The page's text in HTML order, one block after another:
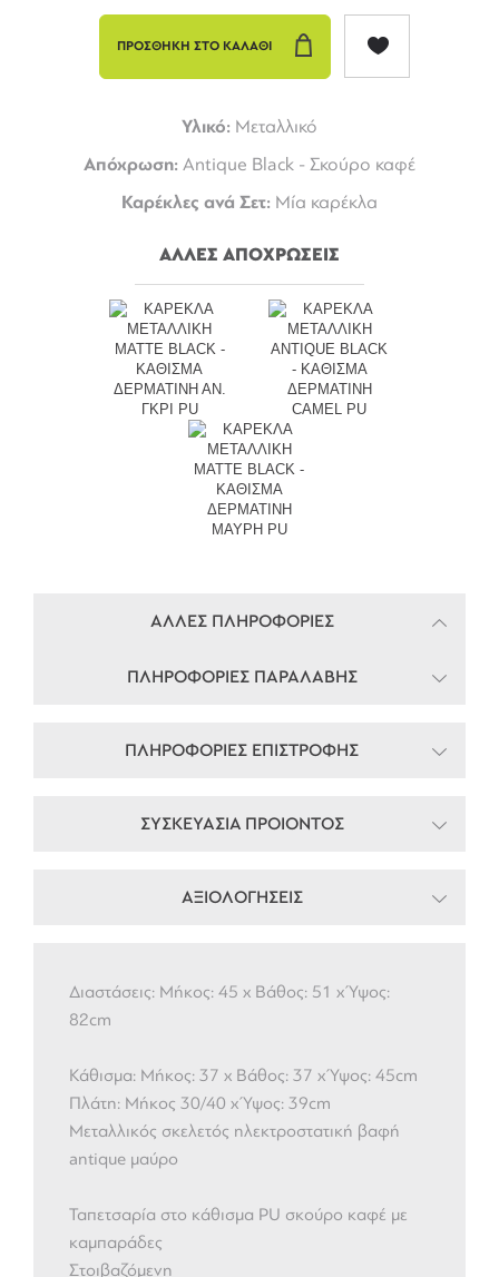
ΠΡΟΣΘΗΚΗ ΣΤΟ ΚΑΛΑΘΙ
Υλικό: Μεταλλικό
Απόχρωση: Antique Black - Σκούρο καφέ
Καρέκλες ανά Σετ: Μία καρέκλα
ΑΛΛΕΣ ΑΠΟΧΡΩΣΕΙΣ
ΑΛΛΕΣ ΠΛΗΡΟΦΟΡΙΕΣ
ΠΛΗΡΟΦΟΡΙΕΣ ΠΑΡΑΛΑΒΗΣ
ΠΛΗΡΟΦΟΡΙΕΣ ΕΠΙΣΤΡΟΦΗΣ
ΣΥΣΚΕΥΑΣΙΑ ΠΡΟΙΟΝΤΟΣ
ΑΞΙΟΛΟΓΗΣΕΙΣ
Διαστάσεις: Μήκος: 45 x Βάθος: 51 x Ύψος:
82cm
Κάθισμα: Μήκος: 37 x Βάθος: 37 x Ύψος: 45cm
Πλάτη: Μήκος 30/40 x Ύψος: 39cm
Μεταλλικός σκελετός ηλεκτροστατική βαφή
antique μαύρο
Ταπετσαρία στο κάθισμα PU σκούρο καφέ με
καμπαράδες
Στοιβαζόμενη